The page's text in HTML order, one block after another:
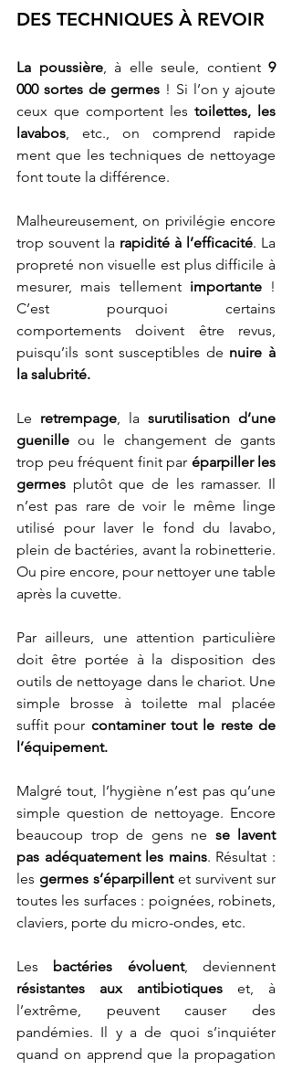
DES TECHNIQUES À REVOIR
La poussière, à elle seule, contient 9
000 sortes de germes ! Si l’on y ajoute
ceux que comportent les toilettes, les
lavabos, etc., on comprend rapide
ment que les techniques de nettoyage
font toute la différence.
Malheureusement, on privilégie encore
trop souvent la rapidité à l’efficacité. La
propreté non visuelle est plus difficile à
mesurer, mais tellement importante !
C’est pourquoi certains
comportements doivent être revus,
puisqu’ils sont susceptibles de nuire à
la salubrité.
Le retrempage, la surutilisation d’une
guenille ou le changement de gants
trop peu fréquent finit par éparpiller les
germes plutôt que de les ramasser. Il
n’est pas rare de voir le même linge
utilisé pour laver le fond du lavabo,
plein de bactéries, avant la robinetterie.
Ou pire encore, pour nettoyer une table
après la cuvette.
Par ailleurs, une attention particulière
doit être portée à la disposition des
outils de nettoyage dans le chariot. Une
simple brosse à toilette mal placée
suffit pour contaminer tout le reste de
l’équipement.
Malgré tout, l’hygiène n’est pas qu’une
simple question de nettoyage. Encore
beaucoup trop de gens ne se lavent
pas adéquatement les mains. Résultat :
les germes s’éparpillent et survivent sur
toutes les surfaces : poignées, robinets,
claviers, porte du micro-ondes, etc.
Les bactéries évoluent
résistantes aux antibiotiques et, à
l’extrême, peuvent causer des
pandémies. Il y a de quoi s’inquiéter
quand on apprend que la propagation